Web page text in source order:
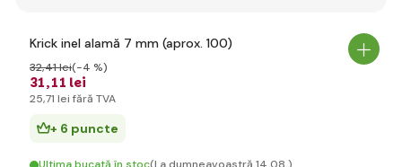
Krick inel alamă 7 mm (aprox. 100)
31,11 lei
32,41 lei(-4 %)
25,71 lei fără TVA
+ 6 puncte